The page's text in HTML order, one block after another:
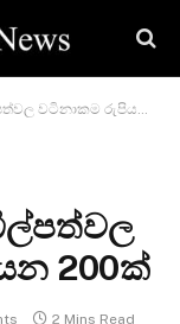
රුපියල් බිලියන 200ක්
200ක්
2 Mins Read